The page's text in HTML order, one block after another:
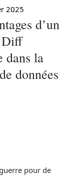
2025
d’un
Diff
dans la
données
pour de